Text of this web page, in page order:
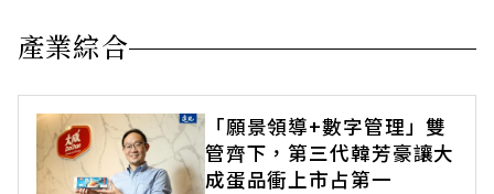
產業綜合
「願景領導+數字管理」雙
管齊下，第三代韓芳豪讓大
成蛋品衝上市占第一